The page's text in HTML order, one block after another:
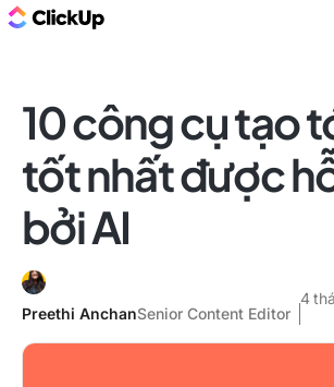
10 công cụ tạo
tốt nhất được
bởi AI
Preethi AnchanSenior Content Editor
4